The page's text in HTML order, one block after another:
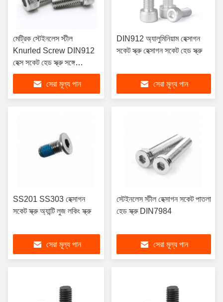
মেট্রিক স্টেইনলেস স্টীল
Knurled Screw DIN912
হেক্স সকেট হেড স্ক্রু সঙ্গে
Knurling
সেরা মূল্য পান
DIN912 অ্যালুমিনিয়াম হেক্সাগন
সকেট স্ক্রু হেক্সাগন সকেট হেড স্ক্রু
সেরা মূল্য পান
SS201 SS303 হেক্সাগন
সকেট স্ক্রু অ্যান্টি লুজ লকিং স্ক্রু
সেরা মূল্য পান
স্টেইনলেস স্টীল হেক্সাগন সকেট পাতলা
হেড স্ক্রু DIN7984
সেরা মূল্য পান